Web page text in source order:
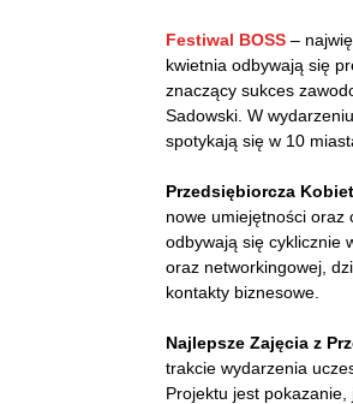
Festiwal BOSS –
kwietnia odbywają się
znaczący sukces
Sadowski. W
spotykają się w 10
Przedsiębiorcza
nowe umiejętności oraz
odbywają się cyklicznie
oraz networkingowej,
kontakty biznesowe.
Najlepsze Zajęcia z
trakcie wydarzenia
Projektu jest